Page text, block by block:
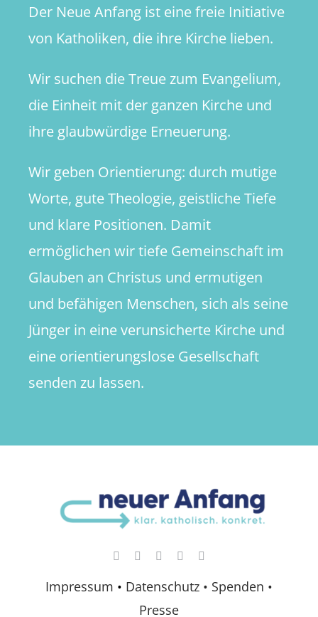
Impressum • Datenschutz • Spenden •
Presse
Der Neue Anfang ist eine freie Initiative
von Katholiken, die ihre Kirche lieben.
Wir suchen die Treue zum Evangelium,
die Einheit mit der ganzen Kirche und
ihre glaubwürdige Erneuerung.
Wir geben Orientierung: durch mutige
Worte, gute Theologie, geistliche Tiefe
und klare Positionen. Damit
ermöglichen wir tiefe Gemeinschaft im
Glauben an Christus und ermutigen
und befähigen Menschen, sich als seine
Jünger in eine verunsicherte Kirche und
eine orientierungslose Gesellschaft
senden zu lassen.